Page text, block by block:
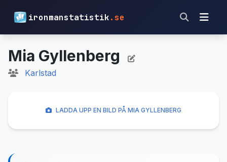
ironmanstatistik.se
Mia Gyllenberg
Karlstad
LADDA UPP EN BILD PÅ MIA GYLLENBERG